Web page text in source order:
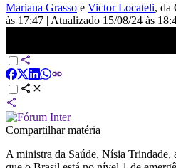
Mariana Grasso e Victor Locateli, da
às 17:47 | Atualizado 15/08/24 às
Compartilhar matéria
A ministra da Saúde, Nísia